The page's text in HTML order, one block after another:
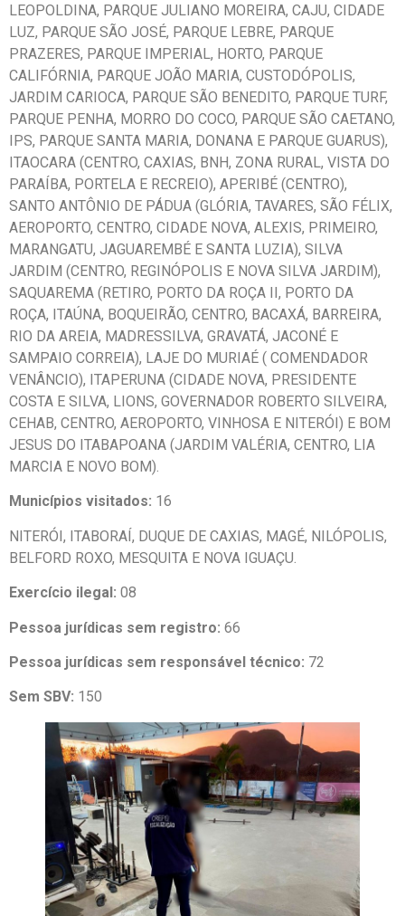
LEOPOLDINA, PARQUE JULIANO MOREIRA, CAJU, CIDADE
LUZ, PARQUE SÃO JOSÉ, PARQUE LEBRE, PARQUE
PRAZERES, PARQUE IMPERIAL, HORTO, PARQUE
CALIFÓRNIA, PARQUE JOÃO MARIA, CUSTODÓPOLIS,
JARDIM CARIOCA, PARQUE SÃO BENEDITO, PARQUE TURF,
PARQUE PENHA, MORRO DO COCO, PARQUE SÃO CAETANO,
IPS, PARQUE SANTA MARIA, DONANA E PARQUE GUARUS),
ITAOCARA (CENTRO, CAXIAS, BNH, ZONA RURAL, VISTA DO
PARAÍBA, PORTELA E RECREIO), APERIBÉ (CENTRO),
SANTO ANTÔNIO DE PÁDUA (GLÓRIA, TAVARES, SÃO FÉLIX,
AEROPORTO, CENTRO, CIDADE NOVA, ALEXIS, PRIMEIRO,
MARANGATU, JAGUAREMBÉ E SANTA LUZIA), SILVA
JARDIM (CENTRO, REGINÓPOLIS E NOVA SILVA JARDIM),
SAQUAREMA (RETIRO, PORTO DA ROÇA II, PORTO DA
ROÇA, ITAÚNA, BOQUEIRÃO, CENTRO, BACAXÁ, BARREIRA,
RIO DA AREIA, MADRESSILVA, GRAVATÁ, JACONÉ E
SAMPAIO CORREIA), LAJE DO MURIAÉ ( COMENDADOR
VENÂNCIO), ITAPERUNA (CIDADE NOVA, PRESIDENTE
COSTA E SILVA, LIONS, GOVERNADOR ROBERTO SILVEIRA,
CEHAB, CENTRO, AEROPORTO, VINHOSA E NITERÓI) E BOM
JESUS DO ITABAPOANA (JARDIM VALÉRIA, CENTRO, LIA
MARCIA E NOVO BOM).
Municípios visitados: 16
NITERÓI, ITABORAÍ, DUQUE DE CAXIAS, MAGÉ, NILÓPOLIS,
BELFORD ROXO, MESQUITA E NOVA IGUAÇU.
Exercício ilegal: 08
Pessoa jurídicas sem registro: 66
Pessoa jurídicas sem responsável técnico: 72
Sem SBV: 150